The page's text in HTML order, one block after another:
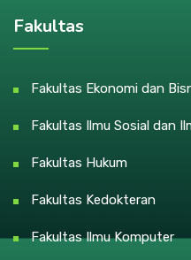
Fakultas
Fakultas Ekonomi dan
Fakultas Ilmu Sosial dan
Fakultas Hukum
Fakultas Kedokteran
Fakultas Ilmu Komputer